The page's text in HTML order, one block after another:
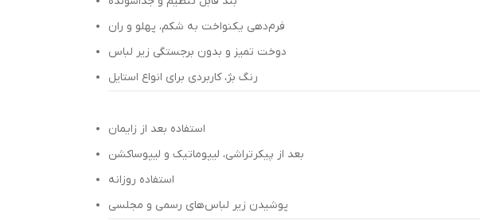
فرم‌دهی یکنواخت به شکم، پهلو و ران
دوخت تمیز و بدون برجستگی زیر لباس
رنگ بژ، کاربردی برای انواع استایل
استفاده بعد از زایمان
بعد از پیکرتراشی، لیپوماتیک و لیپوساکشن
استفاده روزانه
پوشیدن زیر لباس‌های رسمی و مجلسی